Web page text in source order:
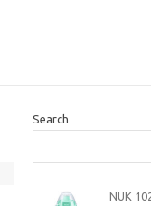
Search
NUK